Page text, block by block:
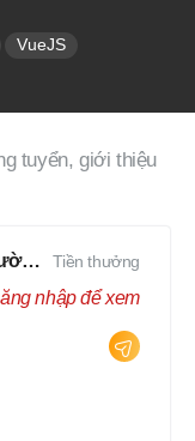
VueJS
tuyển, giới thiệu
Teamleader Tuyển dụng IT thị trường Nhật
Tiền thưởng
nhập để xem